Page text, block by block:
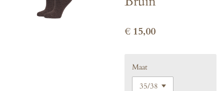
€ 15,00
Maat